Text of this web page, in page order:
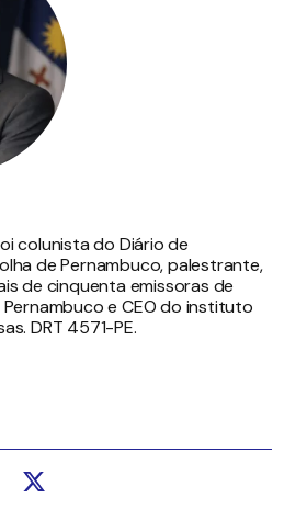
colunista do Diário de
de Pernambuco, palestrante,
de cinquenta emissoras de
e CEO do instituto
DRT 4571-PE.